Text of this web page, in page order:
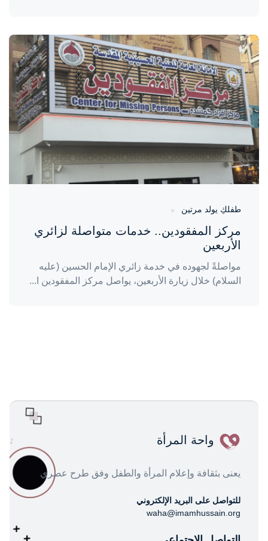
واحة المرأة
منذ 4 أيام
طفلكِ يولد مرتين
مركز المفقودين.. خدمات متواصلة لزائري
الأربعين
مواصلةً لجهوده في خدمة زائري الإمام الحسين (عليه
السلام) خلال زيارة الأربعين، يواصل مركز المفقودين ا...
واحة المرأة
يعنى بثقافة وإعلام المرأة والطفل وفق طرح عصري
للتواصل على البريد الإلكتروني
waha@imamhussain.org